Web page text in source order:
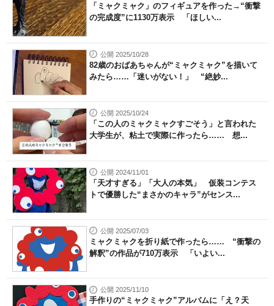
「ミャクミャク」のフィギュアを作った→“衝撃
の完成度”に1130万表示 「ほしい...
公開 2025/10/28
82歳のおばあちゃんが“ミャクミャク”を描いて
みたら……「迷いがない！」 “絶妙...
公開 2025/10/24
「この人のミャクミャクすごそう」と言われた
大学生が、粘土で実際に作ったら…… 想...
公開 2024/11/01
「天才すぎる」「大人の本気」 仮装コンテス
トで優勝した“まさかのキャラ”がセンス...
公開 2025/07/03
ミャクミャクを折り紙で作ったら…… “衝撃の
解釈”の作品が710万表示 「いよい...
公開 2025/11/10
手作りの“ミャクミャク”アルバムに「え？天